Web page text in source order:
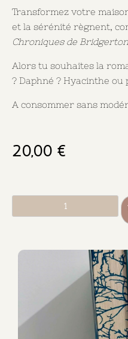
Transformez votre
et la sérénité règnent,
Chroniques de
Alors tu souhaites la
? Daphné ? Hyacinthe
A consommer sans
20,00 €